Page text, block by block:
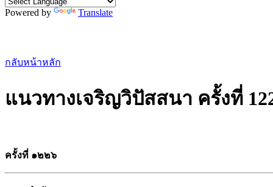
Powered by Translate
กลับหน้าหลัก
แนวทางเจริญวิปัสสนา ครั้งที่
ครั้งที่ ๑๒๒๖